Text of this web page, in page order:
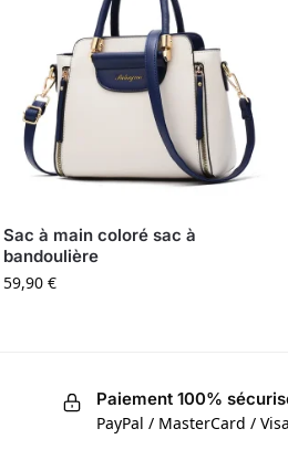
Sac à main coloré sac à
bandoulière
59,90€
Paiement 100%
PayPal / MasterCard / Visa